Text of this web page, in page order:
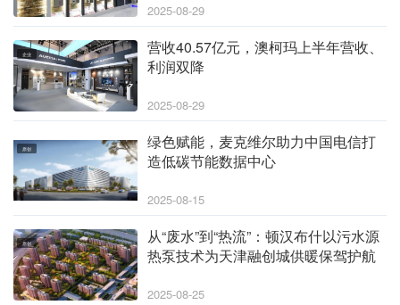
2025-08-29
企业
营收40.57亿元，澳柯玛上半年营收、
利润双降
2025-08-29
原创
绿色赋能，麦克维尔助力中国电信打
造低碳节能数据中心
2025-08-15
原创
从“废水”到“热流”：顿汉布什以污水源
热泵技术为天津融创城供暖保驾护航
2025-08-25